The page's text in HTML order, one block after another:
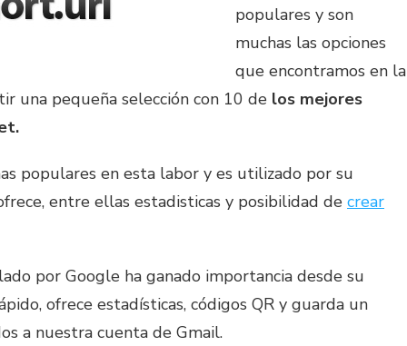
populares y son
muchas las opciones
que encontramos en la
una pequeña selección con 10 de los mejores
populares en esta labor y es utilizado por su
entre ellas estadisticas y posibilidad de crear
por Google ha ganado importancia desde su
ofrece estadísticas, códigos QR y guarda un
a nuestra cuenta de Gmail.